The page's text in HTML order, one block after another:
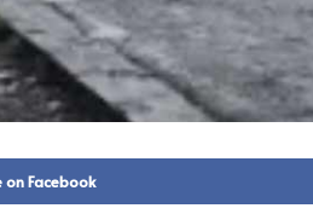
on Facebook